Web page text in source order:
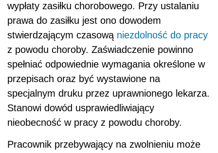
wypłaty zasiłku chorobowego. Przy ustalaniu
prawa do zasiłku jest ono dowodem
stwierdzającym czasową niezdolność do pracy
z powodu choroby. Zaświadczenie powinno
spełniać odpowiednie wymagania określone w
przepisach oraz być wystawione na
specjalnym druku przez uprawnionego lekarza.
Stanowi dowód usprawiedliwiający
nieobecność w pracy z powodu choroby.
Pracownik przebywający na zwolnieniu może